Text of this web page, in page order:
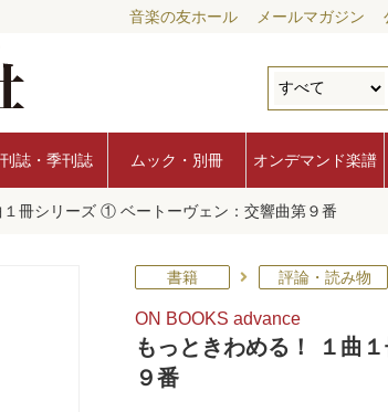
音楽の友ホール メールマガジン
誌・季刊誌 ムック・別冊 オンデマンド楽譜
１冊シリーズ ① ベートーヴェン：交響曲第９番
書籍 評論・読み物
ON BOOKS advance
もっときわめる！ １曲
９番